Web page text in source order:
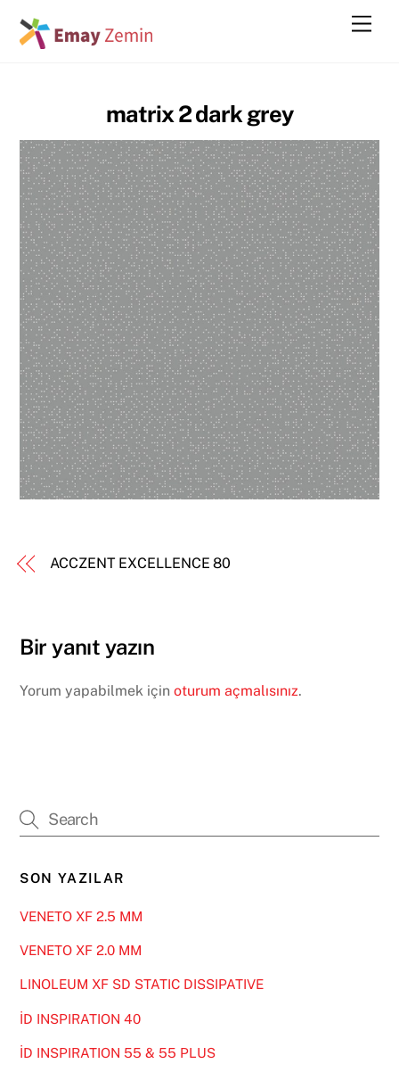
matrix 2 dark grey
ACCZENT EXCELLENCE 80
Bir yanıt yazın
Yorum yapabilmek içinoturum açmalısınız.
SON YAZILAR
VENETO XF 2.5 MM
VENETO XF 2.0 MM
LINOLEUM XF SD STATIC DISSIPATIVE
İD INSPIRATION 40
İD INSPIRATION 55 & 55 PLUS